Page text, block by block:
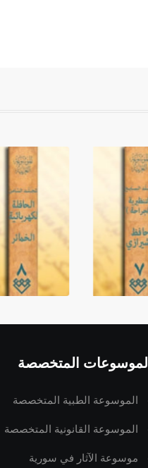
الموسوعات المتخصصة
الموسوعة الطبية المتخصصة
الموسوعة القانونية المتخصصة
موسوعة الآثار في سورية